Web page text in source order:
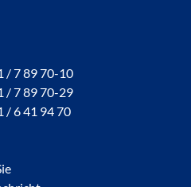
/ 7 89 70-10
/ 7 89 70-29
/ 6 41 94 70